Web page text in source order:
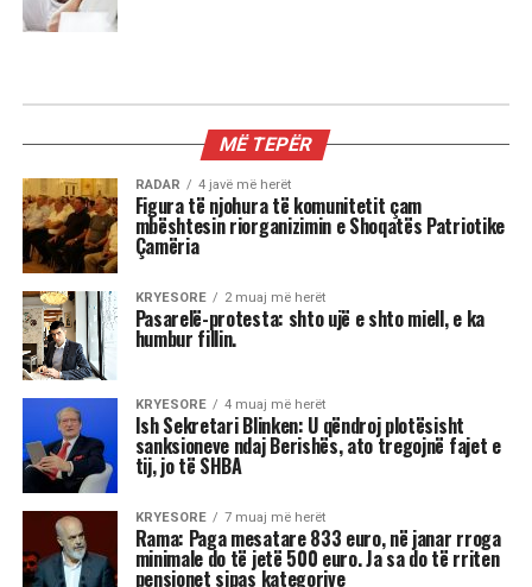
3 shenjat më xheloze të horoskopit
Astrologjia tregon se disa shenja të zodiakut
janë më të prirura të përjetojnë xhelozi, për
shkak të pasigurisë, krenarisë ose nevojës së
fortë për njohje.
Kjo dinamikë shpesh sjell tensione dhe konflikte,